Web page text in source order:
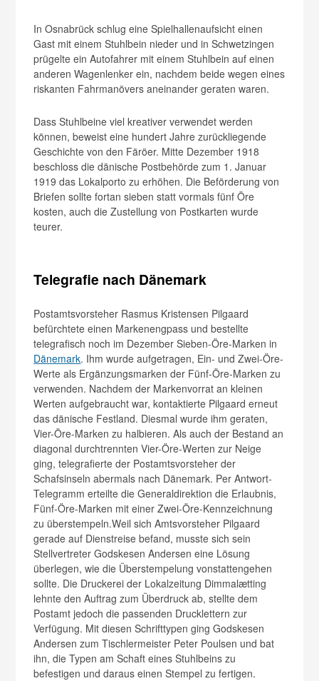
In Osnabrück schlug eine Spielhallenaufsicht einen
Gast mit einem Stuhlbein nieder und in Schwetzingen
prügelte ein Autofahrer mit einem Stuhlbein auf einen
anderen Wagenlenker ein, nachdem beide wegen eines
riskanten Fahrmanövers aneinander geraten waren.
Dass Stuhlbeine viel kreativer verwendet werden
können, beweist eine hundert Jahre zurückliegende
Geschichte von den Färöer. Mitte Dezember 1918
beschloss die dänische Postbehörde zum 1. Januar
1919 das Lokalporto zu erhöhen. Die Beförderung von
Briefen sollte fortan sieben statt vormals fünf Öre
kosten, auch die Zustellung von Postkarten wurde
teurer.
Telegrafie nach Dänemark
Postamtsvorsteher Rasmus Kristensen Pilgaard
befürchtete einen Markenengpass und bestellte
telegrafisch noch im Dezember Sieben-Öre-Marken in
Dänemark. Ihm wurde aufgetragen, Ein- und Zwei-Öre-
Werte als Ergänzungsmarken der Fünf-Öre-Marken zu
verwenden. Nachdem der Markenvorrat an kleinen
Werten aufgebraucht war, kontaktierte Pilgaard erneut
das dänische Festland. Diesmal wurde ihm geraten,
Vier-Öre-Marken zu halbieren. Als auch der Bestand an
diagonal durchtrennten Vier-Öre-Werten zur Neige
ging, telegrafierte der Postamtsvorsteher der
Schafsinseln abermals nach Dänemark. Per Antwort-
Telegramm erteilte die Generaldirektion die Erlaubnis,
Fünf-Öre-Marken mit einer Zwei-Öre-Kennzeichnung
zu überstempeln.Weil sich Amtsvorsteher Pilgaard
gerade auf Dienstreise befand, musste sich sein
Stellvertreter Godskesen Andersen eine Lösung
überlegen, wie die Überstempelung vonstattengehen
sollte. Die Druckerei der Lokalzeitung Dimmalætting
lehnte den Auftrag zum Überdruck ab, stellte dem
Postamt jedoch die passenden Drucklettern zur
Verfügung. Mit diesen Schrifttypen ging Godskesen
Andersen zum Tischlermeister Peter Poulsen und bat
ihn, die Typen am Schaft eines Stuhlbeins zu
befestigen und daraus einen Stempel zu fertigen.